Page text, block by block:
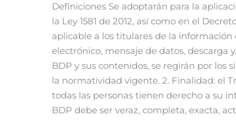
Definiciones Se adoptarán para la aplicación e interpretación del presente aviso, los términos y definiciones establecidos en materia de protección de BDP en la Ley 1581 de 2012, así como en el Decreto 1074 de 2015, además de sus normas complementarias y/o modificatorias. Alcance La política de privacidad será aplicable a los titulares de la información desde que envían por cualquier medio sus datos personales a LA EMPRESA, bien sea mediante un correo electrónico, mensaje de datos, descarga y/o uso de aplicaciones, la suscripción de un contrato y/o el envío de un formulario. Principios La protección de las BDP y sus contenidos, se regirán por los siguientes principios: 1. Legalidad: el Tratamiento de las BDP, debe desarrollarse dentro de los límites establecidos por la normatividad vigente. 2. Finalidad: el Tratamiento de las BDP, debe obedecer a una finalidad legítima de acuerdo con la Constitución y la Ley. 3. Intimidad: todas las personas tienen derecho a su intimidad personal y familiar, así como a su buen nombre. 4. Veracidad: la información sujeta a Tratamiento de las BDP debe ser veraz, completa, exacta, actualizada, comprobable y comprensible. 5. Autodeterminación informática: posibilidad de la cual dispone una persona para permitir que sus datos se almacenen, circulen y sean usados de conformidad con las regulaciones legales. 6. Libertad: el Tratamiento de las BDP sólo puede ejercerse con el consentimiento, previo, expreso e informado del Titular. 7. Seguridad: se realizará el tratamiento con medidas técnicas, humanas y administrativas destinadas a disminuir el riesgo de adulteración, pérdida, consulta o acceso no autorizado fraudulento. Versión No. 1 12/04 /17. Aprobado por la Gerencia General en fecha del 26 de Mayo de 2017 8. Transparencia: en el tratamiento debe garantizarse el derecho del titular a obtener del responsable, en cualquier momento y siempre que sea posible, información acerca de la existencia de datos que le conciernen. Políticas Generales de Tratamiento. 1. En la recolección, tratamiento y circulación de datos se respetará el principio de libertad y demás garantías consagradas en la Constitución y en la Ley. 2. La recolección de datos personales se realizará a través de la suscripción de contratos laborales, de prestación de servicios y con proveedores. 3. Todo uso, tratamiento de datos personales deberá ser previamente autorizado por Gerente General y esto será sujeto de auditoría del Oficial de datos. 4. Sólo aquellos empleados con funciones específicas podrán actualizar, corregir y suprimir la